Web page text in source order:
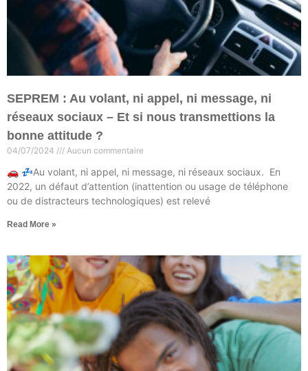
SEPREM : Au volant, ni appel, ni message, ni
réseaux sociaux – Et si nous transmettions la
bonne attitude ?
04/07/2024 Aucun commentaire
🚗 💤Au volant, ni appel, ni message, ni réseaux sociaux. En
2022, un défaut d’attention (inattention ou usage de téléphone
ou de distracteurs technologiques) est relevé
Read More »